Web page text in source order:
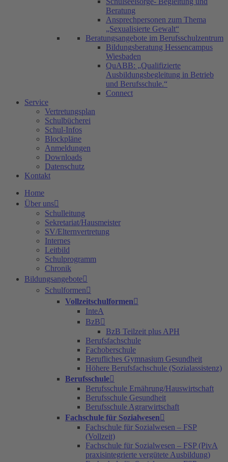
Beratung
Ansprechpersonen zum Thema
„Sexualisierte Gewalt“
Beratungsangebote im Berufsschulzentrum
Bildungsberatung Hessencampus
Wiesbaden
QuABB: „Qualifizierte
Ausbildungsbegleitung in Betrieb
und Berufsschule.“
Connect
Service
Vertretungsplan
Schulbücherei
Schul-Infos
Blockpläne
Anmeldungen
Downloads
Datenschutz
Kontakt
Home
Über uns
Schulleitung
Sekretariat/Hausmeister
SV/Elternvertretung
Internes
Leitbild
Schulprogramm
Chronik
Bildungsangebote
Schulformen
Vollzeitschulformen
InteA
BzB
BzB Teilzeit plus APH
Berufsfachschule
Fachoberschule
Berufliches Gymnasium Gesundheit
Höhere Berufsfachschule (Sozialassistenz)
Berufsschule
Berufsschule Ernährung/Hauswirtschaft
Berufsschule Gesundheit
Berufsschule Agrarwirtschaft
Fachschule für Sozialwesen
Fachschule für Sozialwesen – FSP
(Vollzeit)
Fachschule für Sozialwesen – FSP (PivA
praxisintegrierte vergütete Ausbildung)